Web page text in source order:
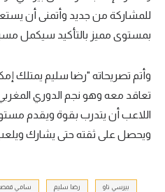
للمشاركة من جديد وأتمنى أن
بمستوى مميز بالتأكيد سيكمل
وأتم تصريحاته "رضا سليم يمتلك
تعاقد معه وهو نجم الدوري
اللاعب أن يتدرب بقوة ويقدم
ويحصل على ثقته حتى يشارك
بيرسي تاو رضا سليم سامي